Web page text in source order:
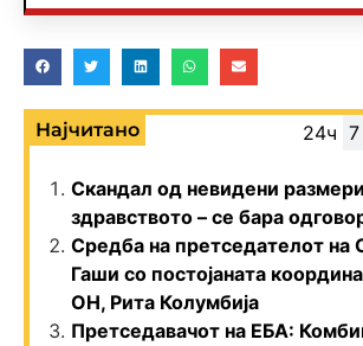
Најчитано 24ч
Скандал од невидени
здравството – се бара
Средба на претседателот на
Гаши со постојаната
ОН, Рита Колумбија
Претседавачот на ЕБА: